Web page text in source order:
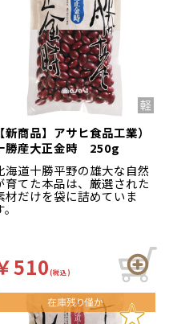
【新商品】アサヒ食品工業）
勝産大正金時 250g
海道十勝平野の雄大な自然
育てた本品は、厳選された
材だけを袋に詰めていま
510(税込)